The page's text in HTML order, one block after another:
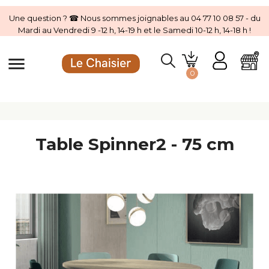
Une question ? ☎ Nous sommes joignables au 04 77 10 08 57 - du
Mardi au Vendredi 9 -12 h, 14-19 h et le Samedi 10-12 h, 14-18 h !
menu 0
Table Spinner2 - 75 cm